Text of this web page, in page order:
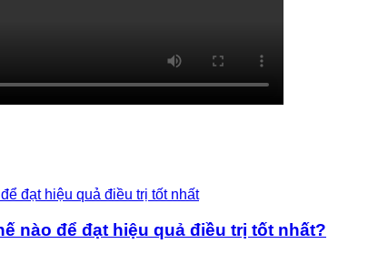
nào để đạt hiệu quả điều trị tốt nhất?